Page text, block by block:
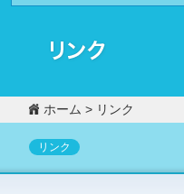
ホーム > リンク
リンク